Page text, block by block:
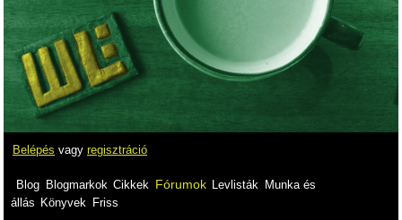
Belépés vagy regisztráció
Blog Blogmarkok Cikkek Fórumok Levlisták
Munka és
állás Könyvek Friss